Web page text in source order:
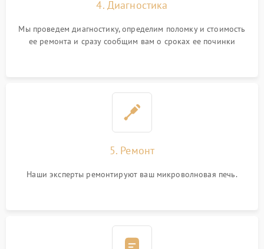
4. Диагностика
Мы проведем диагностику, определим поломку и стоимость
ее ремонта и сразу сообщим вам о сроках ее починки
5. Ремонт
Наши эксперты ремонтируют ваш микроволновая печь.